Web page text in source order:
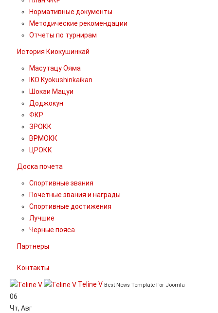
Нормативные документы
Методические рекомендации
Отчеты по турнирам
История Киокушинкай
Масутацу Ояма
IKO Kyokushinkaikan
Шокэи Мацуи
Доджокун
ФКР
ЗРОКК
ВРМОКК
ЦРОКК
Доска почета
Спортивные звания
Почетные звания и награды
Спортивные достижения
Лучшие
Черные пояса
Партнеры
Контакты
Teline V Best News Template For Joomla
06
Чт, Авг